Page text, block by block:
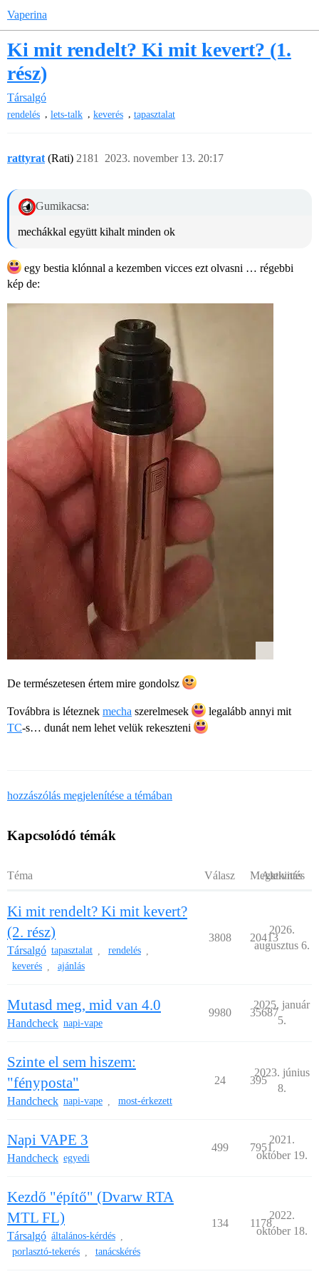
Vaperina
Ki mit rendelt? Ki mit kevert? (1.
rész)
Társalgó
rendelés , lets-talk , keverés , tapasztalat
rattyrat (Rati) 2023. november 13. 20:17
2181
Gumikacsa:
mechákkal együtt kihalt minden ok
egy bestia klónnal a kezemben vicces ezt olvasni … régebbi
kép de:
De természetesen értem mire gondolsz
Továbbra is léteznek mecha szerelmesek
legalább annyi mit
TC-s… dunát nem lehet velük rekeszteni
hozzászólás megjelenítése a témában
Kapcsolódó témák
Téma Válasz Megtekintés
Aktivitás
Ki mit rendelt? Ki mit kevert?
(2. rész)
Társalgó tapasztalat rendelés
keverés
ajánlás
3808 20413
2026.
augusztus 6.
Mutasd meg, mid van 4.0
Handcheck napi-vape
9980 35687
2025. január
5.
Szinte el sem hiszem:
"fényposta"
Handcheck napi-vape most-érkezett
24 395
2023. június
8.
Napi VAPE 3
Handcheck egyedi
499 7951
2021.
október 19.
Kezdő "építő" (Dvarw RTA
MTL FL)
Társalgó általános-kérdés
porlasztó-tekerés
tanácskérés
134 1178
2022.
október 18.